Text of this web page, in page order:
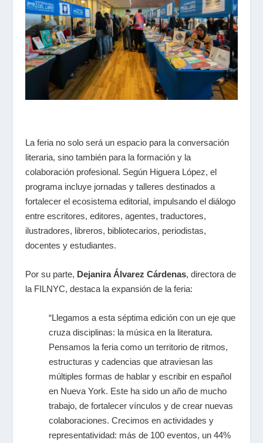
La feria no solo será un espacio para la conversación
literaria, sino también para la formación y la
colaboración profesional. Según Higuera López, el
programa incluye jornadas y talleres destinados a
fortalecer el ecosistema editorial, impulsando el diálogo
entre escritores, editores, agentes, traductores,
ilustradores, libreros, bibliotecarios, periodistas,
docentes y estudiantes.
Por su parte, Dejanira Álvarez Cárdenas, directora de
la FILNYC, destaca la expansión de la feria:
“Llegamos a esta séptima edición con un eje que
cruza disciplinas: la música en la literatura.
Pensamos la feria como un territorio de ritmos,
estructuras y cadencias que atraviesan las
múltiples formas de hablar y escribir en español
en Nueva York. Este ha sido un año de mucho
trabajo, de fortalecer vínculos y de crear nuevas
colaboraciones. Crecimos en actividades y
representatividad: más de 100 eventos, un 44%